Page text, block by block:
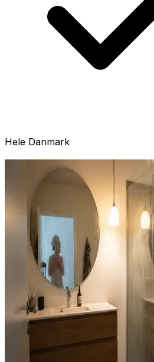
Hele Danmark
Oplever du disse
Har du fundet skimmelsvamp i
vindueskarme, grønne pletter
fnug på kældervægge? Det er et
sundhedsproblem — men det er
Årsagen er en kombination af
70% RH) og utilstrækkelig
skimlen af med klorin løser ikke
vender bare tilbage inden for
permanente løsning er at fjerne
mekanisk ventilation der holder
60% RH og sikrer konstant
Sort skimmelsvamp i
Grønne eller hvide pletter bag